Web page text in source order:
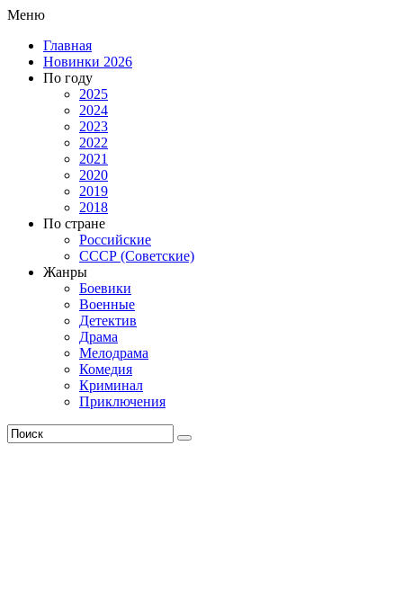
Меню
Главная
Новинки 2026
По году
2025
2024
2023
2022
2021
2020
2019
2018
По стране
Российские
СССР (Советские)
Жанры
Боевики
Военные
Детектив
Драма
Мелодрама
Комедия
Криминал
Приключения